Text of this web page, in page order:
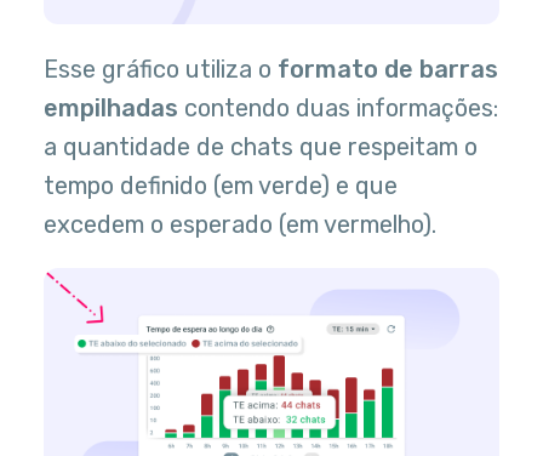
Esse gráfico utiliza o formato de barras
empilhadas contendo duas informações:
a quantidade de chats que respeitam o
tempo definido (em verde) e que
excedem o esperado (em vermelho).